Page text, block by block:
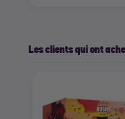
Les clients qui ont